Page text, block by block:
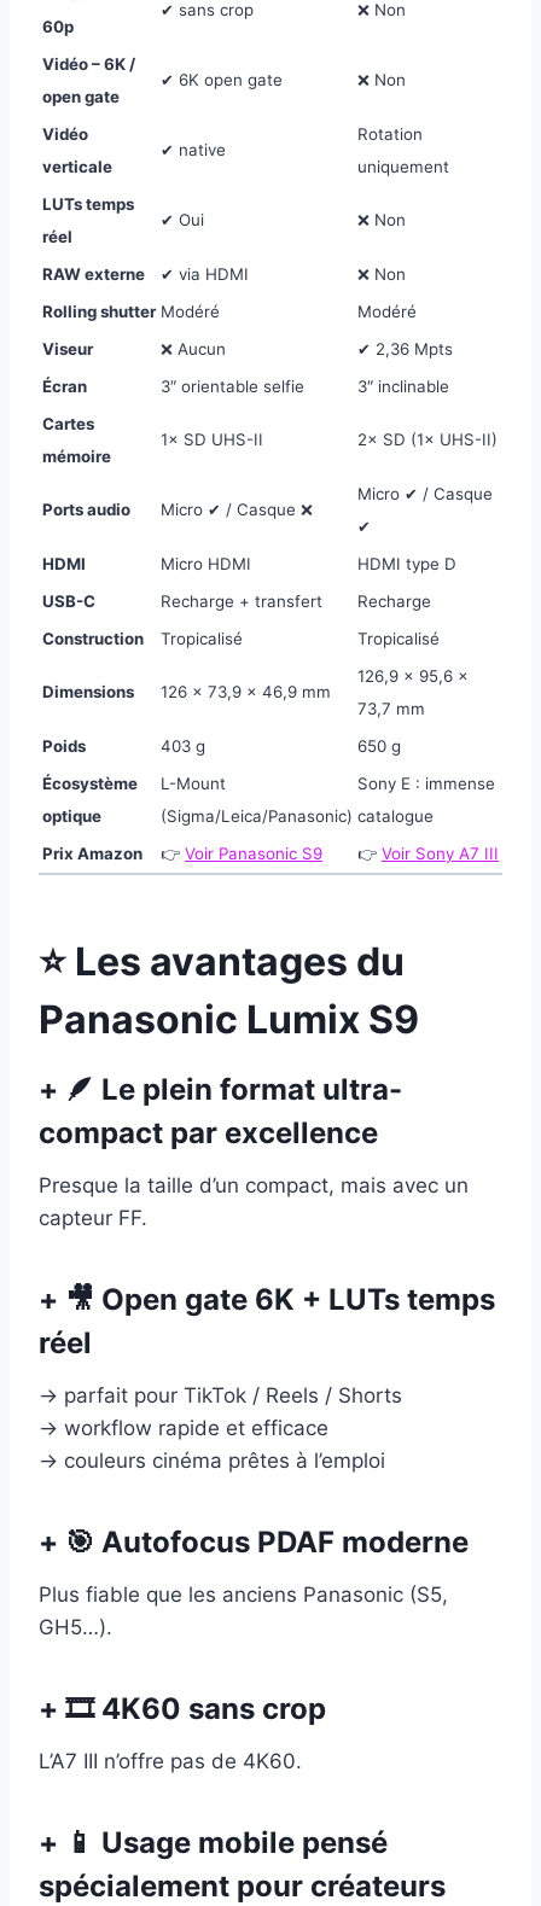
60p
✔ sans crop ❌ Non
Vidéo – 6K /
open gate
✔ 6K open gate ❌ Non
Vidéo
verticale
✔ native
Rotation
uniquement
LUTs temps
réel
✔ Oui ❌ Non
RAW externe ✔ via HDMI
❌ Non
Rolling shutter Modéré
Modéré
Viseur
❌ Aucun
✔ 2,36 Mpts
Écran
3″ orientable selfie
3″ inclinable
Cartes
mémoire
1× SD UHS-II 2× SD (1× UHS-II)
Ports audio Micro ✔ / Casque ❌
Micro ✔ / Casque
✔
HDMI
Micro HDMI
HDMI type D
USB-C
Recharge + transfert
Recharge
Construction
Tropicalisé Tropicalisé
Dimensions 126 × 73,9 × 46,9 mm
126,9 × 95,6 ×
73,7 mm
Poids
403 g
650 g
Écosystème
optique
L-Mount
(Sigma/Leica/Panasonic)
Sony E : immense
catalogue
Prix Amazon
👉 Voir Panasonic S9 👉 Voir Sony A7 III
⭐ Les avantages du
Panasonic Lumix S9
+ 🪶 Le plein format ultra-
compact par excellence
Presque la taille d’un compact, mais avec un
capteur FF.
+ 🎥 Open gate 6K + LUTs temps
réel
→ parfait pour TikTok / Reels / Shorts
→ workflow rapide et efficace
→ couleurs cinéma prêtes à l’emploi
+ 🎯 Autofocus PDAF moderne
Plus fiable que les anciens Panasonic (S5,
GH5…).
+ 🎞 4K60 sans crop
L’A7 III n’offre pas de 4K60.
+ 📱 Usage mobile pensé
spécialement pour créateurs